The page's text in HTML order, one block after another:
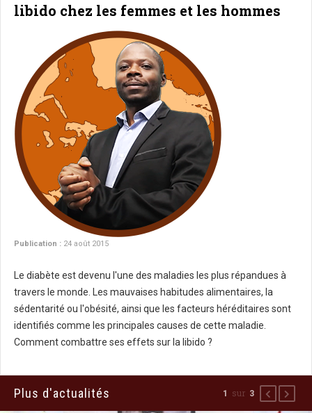
libido chez les femmes et les hommes
Publication : 24 août 2015
Le diabète est devenu l'une des maladies les plus répandues à
travers le monde. Les mauvaises habitudes alimentaires, la
sédentarité ou l'obésité, ainsi que les facteurs héréditaires sont
identifiés comme les principales causes de cette maladie.
Comment combattre ses effets sur la libido ?
Plus d'actualités 1 sur 3 Précédent